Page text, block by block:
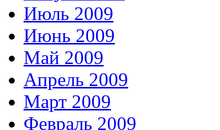
Июль 2009
Июнь 2009
Май 2009
Апрель 2009
Март 2009
Февраль 2009